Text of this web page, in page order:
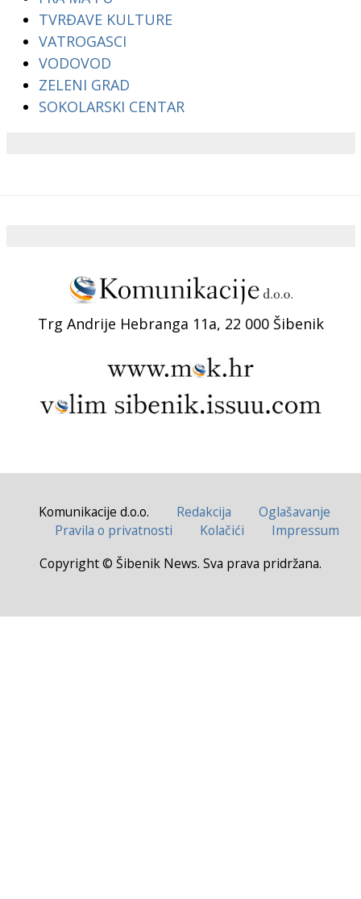
TVRĐAVE KULTURE
VATROGASCI
VODOVOD
ZELENI GRAD
SOKOLARSKI CENTAR
Trg Andrije Hebranga 11a, 22 000 Šibenik
Komunikacije d.o.o. Redakcija
Oglašavanje
Pravila o privatnosti
Kolačići
Impressum
Copyright © Šibenik News. Sva prava pridržana.